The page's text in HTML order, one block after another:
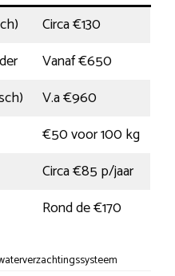
Circa €130
Vanaf €650
V.a €960
€50 voor 100 kg
Circa €85 p/jaar
Rond de €170